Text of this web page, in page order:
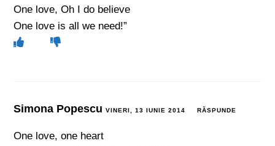
One love, Oh I do believe
One love is all we need!”
Simona PopescuVINERI, 13 IUNIE 2014 RĂSPUNDE
One love, one heart